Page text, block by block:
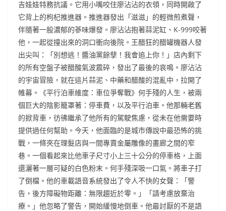
吉娃娃特務抗議。它用小嘴咬住廖沾沾的衣領，同時開啟了
它背上的枸杞推進器。推進器發出「滋滋」的輕微煎煮聲，
伴隨著一股濃郁的蔘味爆發。廖沾沾抱著蒜泥缸、K-999咬著
他，一起從撞出來的洞口衝向後院。王醋狂的醋罐機器人發
出尖叫：「別想逃！醬油黨餘孽！我會追上你！」店內剩下
的所有空盤子被醋酸氣波震碎，發出了最後的哀鳴。廖沾沾
的宇宙冒險，就在這片蒜泥、中藥和醋酸的混亂中，拉開了
帷幕。《平行泊車維度：車位爭奪戰》何手殘的人生，被兩
個巨大的陰影籠罩著：停車費，以及平行泊車。他那輛老舊
的掀背車，彷彿繼承了他所有的駕駛焦慮，從未在他需要時
提供過任何幫助。今天，他面臨的是城市傳說中最恐怖的挑
戰，一條夾在理髮店與一間專賣金屬雕像的畫廊之間的窄
巷。一個看起來比他車子尺寸小上三十公分的停車格，上面
還灑著一層可疑的白色粉末。何手殘深吸一口氣。將車子打
了倒檔。他的車載語音系統發出了令人不快的女聲：「警
告，後方障礙物距離：無限趨近於零。」「請考慮放棄治
療。」他忽略了警告，開始緩慢地倒車。他最討厭的不是語